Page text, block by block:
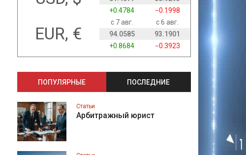
+0.4784
−0.1998
EUR, €
с 7 авг.
с 6 авг.
94.0585
93.1901
+0.8684
−0.3923
ПОПУЛЯРНЫЕ ПОСЛЕДНИЕ
Статьи
Арбитражный юрист